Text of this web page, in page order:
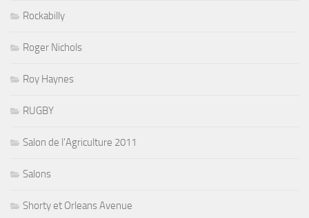
Rockabilly
Roger Nichols
Roy Haynes
RUGBY
Salon de l'Agriculture 2011
Salons
Shorty et Orleans Avenue